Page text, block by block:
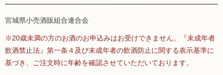
宮城県小売酒販組合連合会
※20歳未満の方のお酒のお申込みはお受けできません。『未成年者
飲酒禁止法』第一条４及び未成年者の飲酒防止に関する表示基準に
基づき、ご注文時に年齢を確認させていただいております。